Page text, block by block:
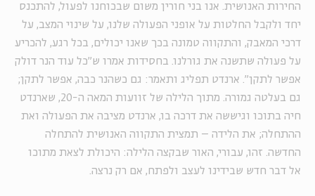
החירות האנושית. אנו בני חורין משום שבכוחנו לפעול, להתכנס
יחד ולקבל החלטות על אופני הפעולה שלנו, על שינוי המצב, על
דרכי המאבק, והתקווה טמונה בכך שאנו יכולים, בכל רגע, להכריע
על פעולה שתשנה את גורלנו. בחסידות אמרו ש"כל עוד הנר דולק
אפשר לתקן". ארנדט תפליג ותאמר: גם כשהנר כבה, אפשר לתקן;
גם בעלטה גמורה. מתוך הלילה של זוועות המאה ה-20, שארנדט
חיה בתוכו וגיששה את דרכה בו, ארנדט מציבה את הפעולה ואת
ההתחלה; את הלידה – תמצית התקווה האנושית להתחלה
החדשה. זהו, עבורי, האור שבקצה הלילה: היכולת לצאת מתוכו
אל דבר חדש שבידינו לעצב ולפתח, אם רק נרצה.